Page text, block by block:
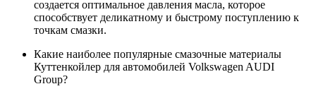
создается оптимальное давления масла, которое
способствует деликатному и быстрому поступлению к
точкам смазки.
Какие наиболее популярные смазочные материалы
Куттенкойлер для автомобилей Volkswagen AUDI
Group?